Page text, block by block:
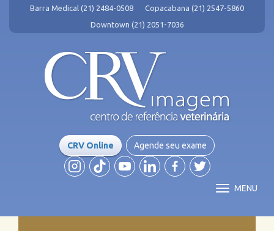
Barra Medical (21) 2484-0508
Copacabana (21) 2547-5860
Downtown (21) 2051-7036
CRV Online Agende seu exame
MENU